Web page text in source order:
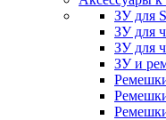
ЗУ для
ЗУ для
ЗУ для
ЗУ и